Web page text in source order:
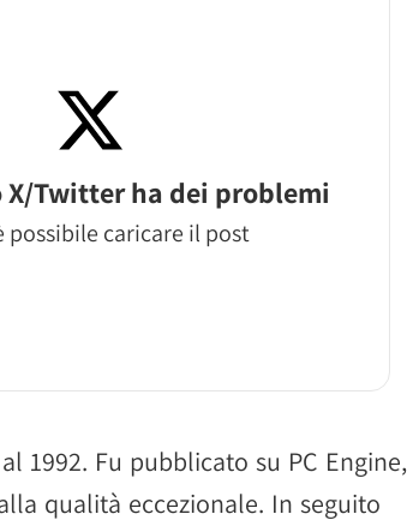
X/Twitter ha dei problemi
possibile caricare il post
1992. Fu pubblicato su PC Engine,
qualità eccezionale. In seguito